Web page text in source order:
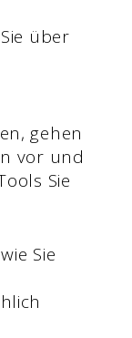
über
gehen
vor und
Sie
Sie